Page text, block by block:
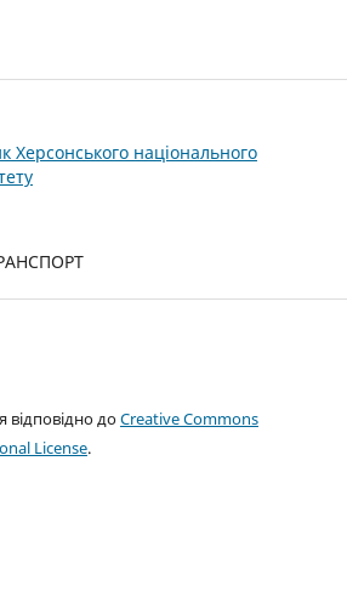
Херсонського національного
відповідно доCreative Commons
License.